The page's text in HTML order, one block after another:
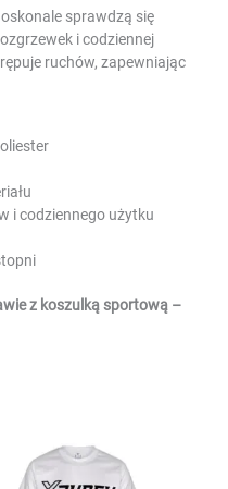
sprawdzą się
i codziennej
ruchów, zapewniając
i codziennego użytku
z koszulką sportową –
produkt